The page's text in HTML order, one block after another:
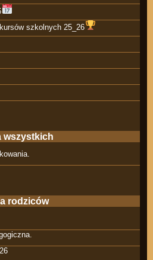
szkolnych 25_26
wszystkich
rodziców